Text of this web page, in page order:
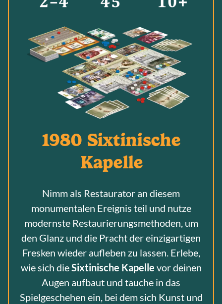
1980 Sixtinische
Kapelle
Nimm als Restaurator an diesem
monumentalen Ereignis teil und nutze
modernste Restaurierungsmethoden, um
den Glanz und die Pracht der einzigartigen
Fresken wieder aufleben zu lassen. Erlebe,
wie sich dieSixtinische Kapelle vor deinen
Augen aufbaut und tauche in das
Spielgeschehen ein, bei dem sich Kunst und